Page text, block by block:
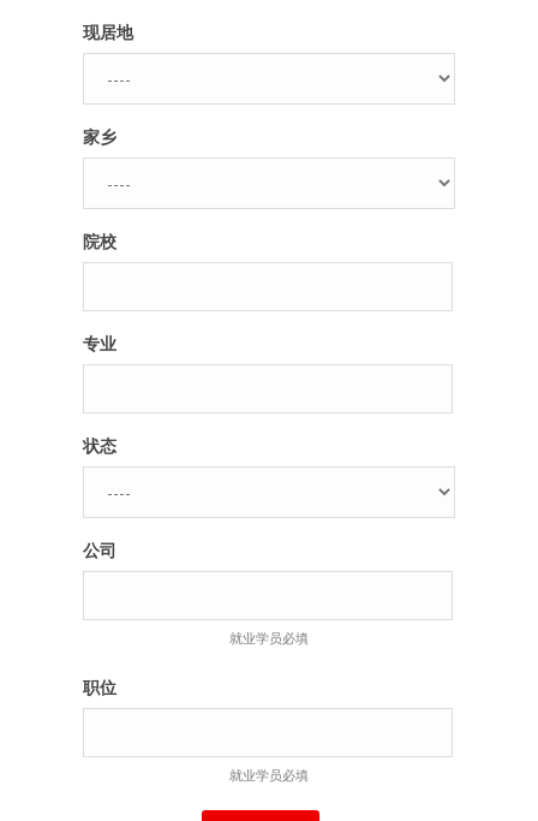
记住我的登录状态
没帐号？注册一个
现居地
家乡
院校
专业
状态
公司
就业学员必填
职位
就业学员必填